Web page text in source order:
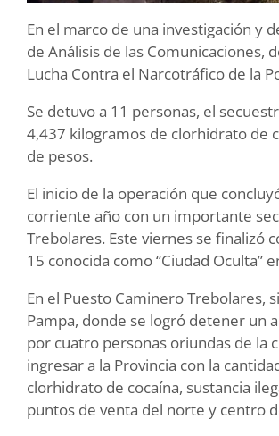
En el marco de una investigación y
de Análisis de las Comunicaciones,
Lucha Contra el Narcotráfico de la
Se detuvo a 11 personas, el
4,437 kilogramos de clorhidrato de
de pesos.
El inicio de la operación que
corriente año con un importante
Trebolares. Este viernes se finalizó
15 conocida como “Ciudad Oculta”
En el Puesto Caminero Trebolares,
Pampa, donde se logró detener un
por cuatro personas oriundas de la
ingresar a la Provincia con la
clorhidrato de cocaína, sustancia
puntos de venta del norte y centro